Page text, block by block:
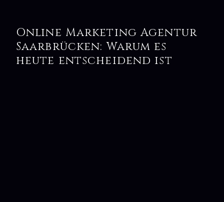
Online Marketing Agentur
Saarbrücken: Warum es
heute entscheidend ist